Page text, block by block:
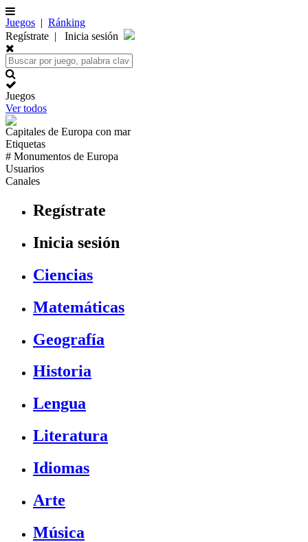
Juegos | Ránking
Regístrate | Inicia sesión
Juegos
Ver todos
Capitales de Europa con mar
Etiquetas
# Monumentos de Europa
Usuarios
Canales
Regístrate
Inicia sesión
Ciencias
Matemáticas
Geografía
Historia
Lengua
Literatura
Idiomas
Arte
Música